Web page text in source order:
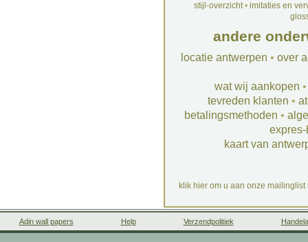
stijl-overzicht• imitaties en
andere
locatie antwerpen • over
wat wij aankopen
tevreden klanten •
betalingsmethoden •
kaart van
klik hier om u aan onze mailinglist
Adin wall papers Help Verzendpolitiek